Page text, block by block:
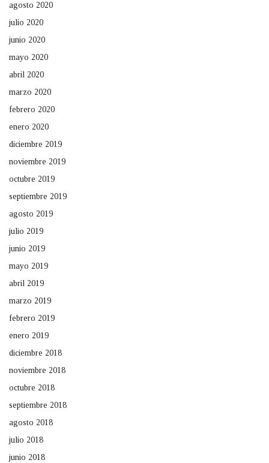
agosto 2020
julio 2020
junio 2020
mayo 2020
abril 2020
marzo 2020
febrero 2020
enero 2020
diciembre 2019
noviembre 2019
octubre 2019
septiembre 2019
agosto 2019
julio 2019
junio 2019
mayo 2019
abril 2019
marzo 2019
febrero 2019
enero 2019
diciembre 2018
noviembre 2018
octubre 2018
septiembre 2018
agosto 2018
julio 2018
junio 2018